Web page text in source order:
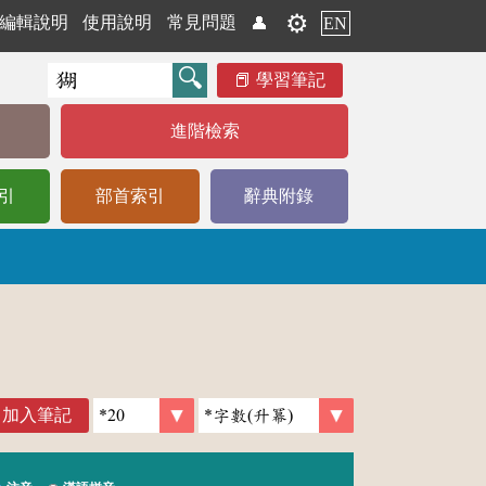
編輯說明 使用說明 常見問題 👤 ⚙️ EN
學習筆記
進階檢索
部首索引 辭典附錄
加入筆記